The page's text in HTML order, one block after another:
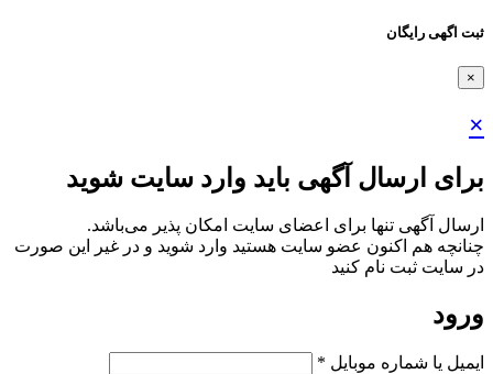
ثبت اگهی رایگان
×
×
برای ارسال آگهی باید وارد سایت شوید
ارسال آگهی تنها برای اعضای سایت امکان پذیر می‌باشد.
چنانچه هم‌ اکنون عضو سایت هستید وارد شوید و در غیر این صورت
در سایت ثبت نام کنید
ورود
ایمیل یا شماره موبایل *